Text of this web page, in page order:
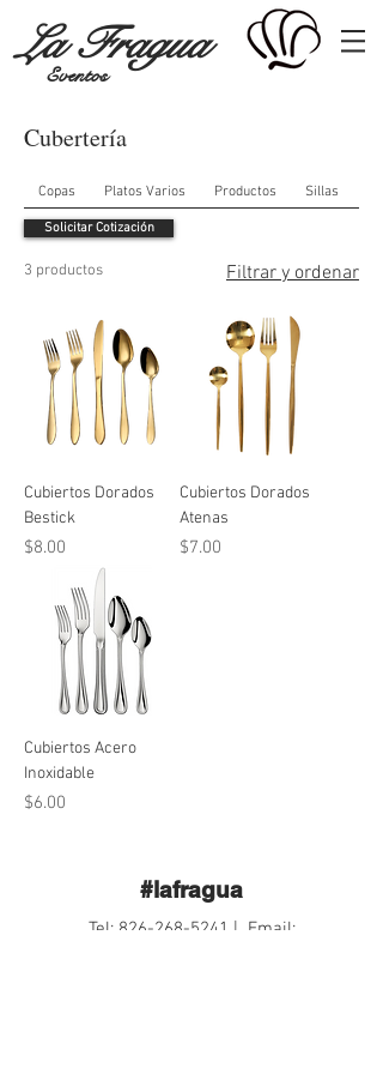
La Fragua
Eventos
Cubertería
Copas Platos Varios Productos Sillas
3 productos Filtrar y ordenar
Cubiertos Dorados
Bestick
Precio
$8.00
Cubiertos Dorados
Atenas
Precio
$7.00
Cubiertos Acero
Inoxidable
Precio
$6.00
Solicitar Cotización
#lafragua
Tel: 826-268-5241 | Email: